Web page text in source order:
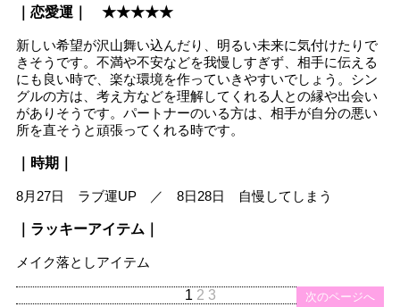
｜恋愛運｜ ★★★★★
新しい希望が沢山舞い込んだり、明るい未来に気付けたりで
きそうです。不満や不安などを我慢しすぎず、相手に伝える
にも良い時で、楽な環境を作っていきやすいでしょう。シン
グルの方は、考え方などを理解してくれる人との縁や出会い
がありそうです。パートナーのいる方は、相手が自分の悪い
所を直そうと頑張ってくれる時です。
｜時期｜
8月27日 ラブ運UP ／ 8日28日 自慢してしまう
｜ラッキーアイテム｜
メイク落としアイテム
次のページへ
1 2 3